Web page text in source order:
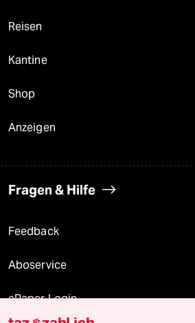
Reisen
Kantine
Shop
Anzeigen
Fragen & Hilfe
Feedback
Aboservice
ePaper Login